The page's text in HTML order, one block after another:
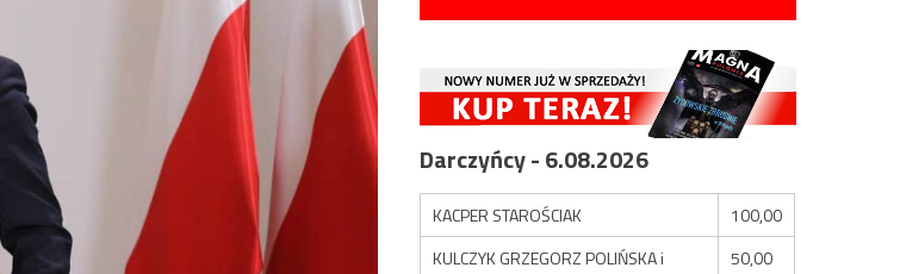
Darczyńcy - 6.08.2026
KACPER STAROŚCIAK
100,00
KULCZYK GRZEGORZ POLIŃSKA i
50,00